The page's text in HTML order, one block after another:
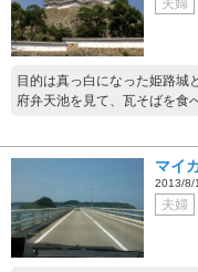
夫婦
目的は真っ白になった姫路城
府弁天池を見て、瓦そばを食
マイ
2013/8/
夫婦